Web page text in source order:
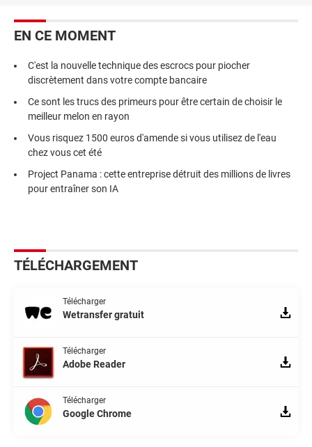
EN CE MOMENT
C'est la nouvelle technique des escrocs pour piocher
discrètement dans votre compte bancaire
Ce sont les trucs des primeurs pour être certain de choisir le
meilleur melon en rayon
Vous risquez 1500 euros d'amende si vous utilisez de l'eau
chez vous cet été
Project Panama : cette entreprise détruit des millions de livres
pour entraîner son IA
TÉLÉCHARGEMENT
Télécharger
Wetransfer gratuit
Télécharger
Adobe Reader
Télécharger
Google Chrome